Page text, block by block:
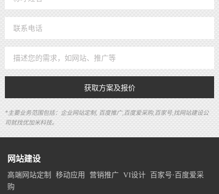
获取方案及报价
*主要业务范围包括：企业网站定制, 百度推广,百度爱采购,百家号,找网站建设公
司就找优加米科技。
网站建设
高端网站定制 移动应用 营销推广 VI设计
百家号·百度爱采
购